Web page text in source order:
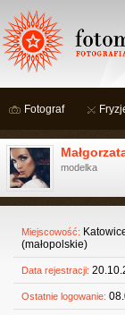
Fotograf
modelka
Miejscowość:
(małopolskie)
Data rejestracji:
Ostatnie logowanie: